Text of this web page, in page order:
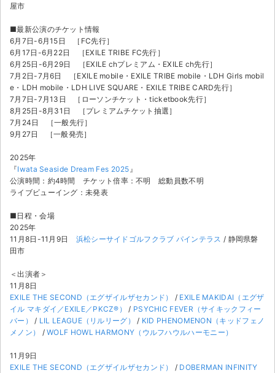
屋市
■最新公演のチケット情報
6月7日-6月15日 ［FC先行］
6月17日-6月22日 ［EXILE TRIBE FC先行］
6月25日-6月29日 ［EXILE chプレミアム・EXILE ch先行］
7月2日-7月6日 ［EXILE mobile・EXILE TRIBE mobile・LDH Girls mobil
e・LDH mobile・LDH LIVE SQUARE・EXILE TRIBE CARD先行］
7月7日-7月13日 ［ローソンチケット・ticketbook先行］
8月25日-8月31日 ［プレミアムチケット抽選］
7月24日 ［一般先行］
9月27日 ［一般発売］
2025年
『Iwata Seaside Dream Fes 2025 』
公演時間：約4時間 チケット倍率：不明 総動員数不明
ライブビューイング：未発表
■日程・会場
2025年
11月8日-11月9日 浜松シーサイドゴルフクラブ パインテラス / 静岡県磐
田市
＜出演者＞
11月8日
EXILE THE SECOND（エグザイルザセカンド）
/ EXILE MAKIDAI（エグザ
イル マキダイ／EXILE／PKCZ®）
/ PSYCHIC FEVER（サイキックフィー
バー）
/ LIL LEAGUE（リルリーグ） / KID PHENOMENON（キッドフェノ
メノン）
/WOLF HOWL HARMONY（ウルフハウルハーモニー）
11月9日
EXILE THE SECOND（エグザイルザセカンド）
/ DOBERMAN INFINITY